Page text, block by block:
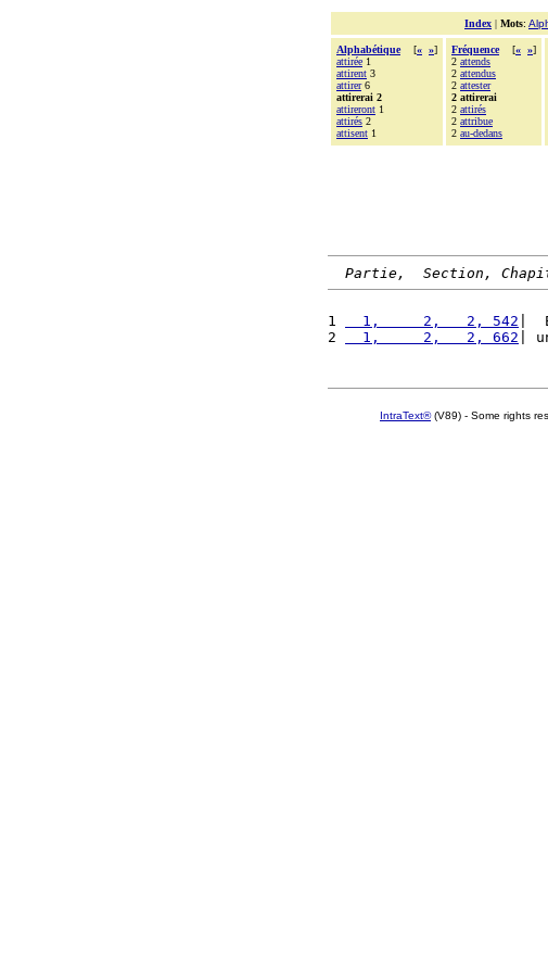
Index | Mots:
Alphabétique [« »]
attirée 1
attirent 3
attirer6
attirerai 2
attireront 1
attirés 2
attisent 1
Fréquence [« »]
2 attends
2 attendus
2 attester
2 attirerai
2 attirés
2 attribue
2 au-dedans
Partie,  Section,
1
  1,     2,   2, 542
|
2
  1,     2,   2, 662
|
IntraText®(V89) - Some rights